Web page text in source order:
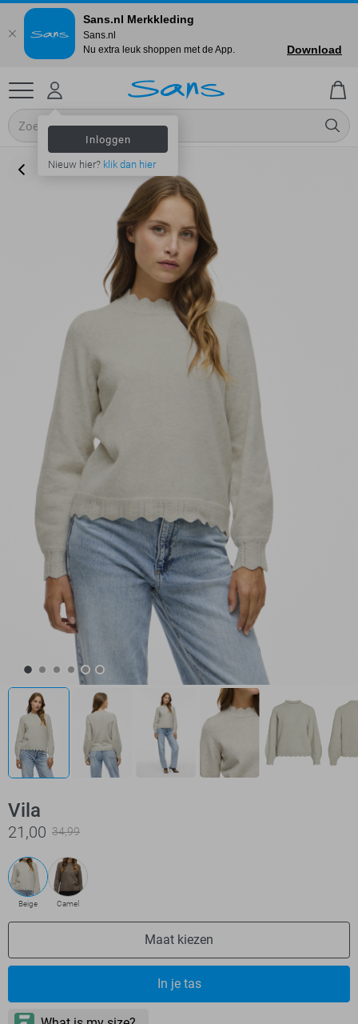
Inloggen
Nieuw hier? klik dan hier
Vila
21,00 34,99
Beige Camel
Maat kiezen
In je tas
Sans.nl Merkkleding
Sans.nl
Nu extra leuk shoppen met de App.
Download